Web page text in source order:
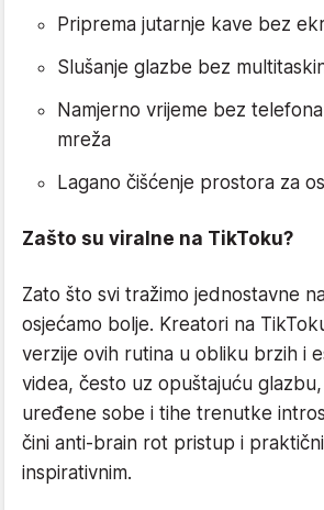
Priprema jutarnje kave bez
Slušanje glazbe bez
Namjerno vrijeme bez
mreža
Lagano čišćenje prostora za
Zašto su viralne na TikToku?
Zato što svi tražimo jednostavne
osjećamo bolje. Kreatori na
verzije ovih rutina u obliku brzih i
videa, često uz opuštajuću
uređene sobe i tihe trenutke
čini anti-brain rot pristup i
inspirativnim.